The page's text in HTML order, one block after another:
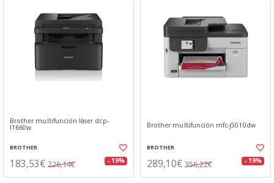
Brother multifunción láser dcp-
l1660w
BROTHER
183,53€ 226,14€ - 19%
Brother multifunción mfc-j5010dw
BROTHER
289,10€ 356,22€ - 19%